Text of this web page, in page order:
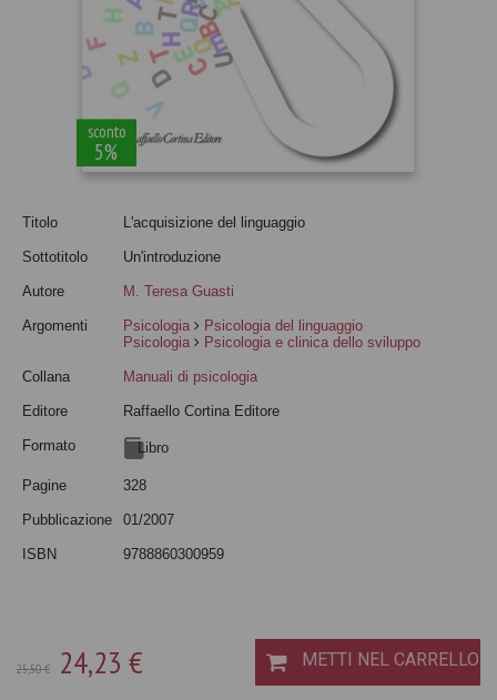
sconto
5%
Titolo L'acquisizione del linguaggio
Sottotitolo Un'introduzione
Autore M. Teresa Guasti
Argomenti Psicologia
Psicologia del linguaggio
Psicologia
Psicologia e clinica dello sviluppo
Collana Manuali di psicologia
Editore Raffaello Cortina Editore
Formato Libro
Pagine 328
Pubblicazione 01/2007
ISBN 9788860300959
25,50 € 24,23 € METTI NEL CARRELLO